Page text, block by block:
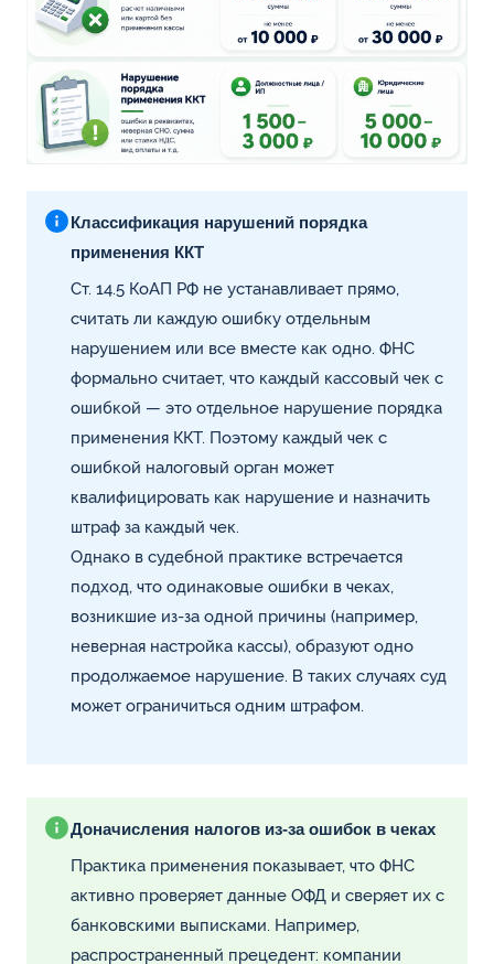
Классификация нарушений порядка
применения ККТ
Ст. 14.5 КоАП РФ не устанавливает прямо,
считать ли каждую ошибку отдельным
нарушением или все вместе как одно. ФНС
формально считает, что каждый кассовый чек с
ошибкой — это отдельное нарушение порядка
применения ККТ. Поэтому каждый чек с
ошибкой налоговый орган может
квалифицировать как нарушение и назначить
штраф за каждый чек.
Однако в судебной практике встречается
подход, что одинаковые ошибки в чеках,
возникшие из-за одной причины (например,
неверная настройка кассы), образуют одно
продолжаемое нарушение. В таких случаях суд
может ограничиться одним штрафом.
Доначисления налогов из-за ошибок в чеках
Практика применения показывает, что ФНС
активно проверяет данные ОФД и сверяет их с
банковскими выписками. Например,
распространенный прецедент: компании